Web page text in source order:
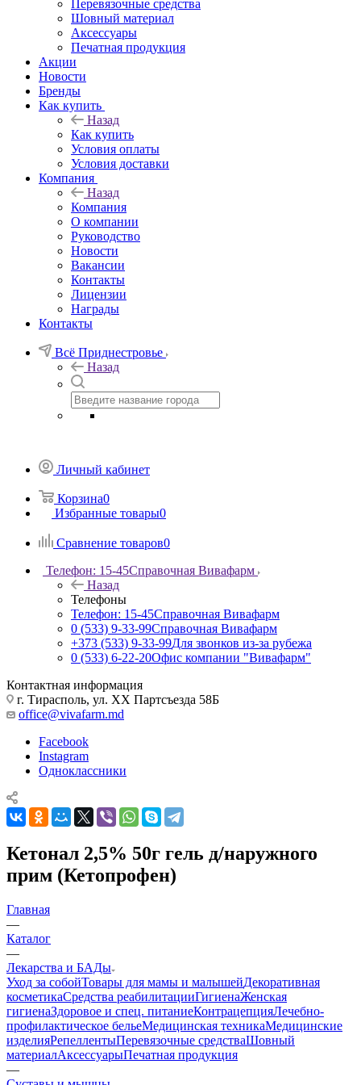
Перевязочные средства
Шовный материал
Аксессуары
Печатная продукция
Акции
Новости
Бренды
Как купить
Назад
Как купить
Условия оплаты
Условия доставки
Компания
Назад
Компания
О компании
Руководство
Новости
Вакансии
Контакты
Лицензии
Награды
Контакты
Всё Приднестровье
Назад
Личный кабинет
Корзина0
Избранные товары0
Сравнение товаров0
Телефон: 15-45Справочная Вивафарм
Назад
Телефоны
Телефон: 15-45Справочная Вивафарм
0 (533) 9-33-99Справочная Вивафарм
+373 (533) 9-33-99Для звонков из-за рубежа
0 (533) 6-22-20Офис компании "Вивафарм"
Контактная информация
г. Тирасполь, ул. ХХ Партсъезда 58Б
office@vivafarm.md
Facebook
Instagram
Одноклассники
Кетонал 2,5% 50г гель д/наружного
прим (Кетопрофен)
Главная
—
Каталог
—
Лекарства и БАДы
Уход за собойТовары для мамы и малышейДекоративная
косметикаСредства реабилитацииГигиенаЖенская
гигиенаЗдоровое и спец. питаниеКонтрацепцияЛечебно-
профилактическое бельеМедицинская техникаМедицинские
изделияРепеллентыПеревязочные средстваШовный
материалАксессуарыПечатная продукция
—